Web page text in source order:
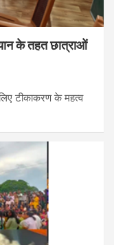
के तहत छात्राओं
टीकाकरण के महत्व